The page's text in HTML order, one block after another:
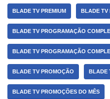
BLADE TV PREMIUM BLADE TV
BLADE TV PROGRAMAÇÃO
BLADE TV PROGRAMAÇÃO
BLADE TV PROMOÇÃO BLADE
BLADE TV PROMOÇÕES DO MÊS